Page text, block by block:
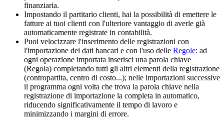
finanziaria.
Impostando il partitario clienti, hai la possibilità di emettere le
fatture ai tuoi clienti con l'ulteriore vantaggio di averle già
automaticamente registrate in contabilità.
Puoi velocizzare l'inserimento delle registrazioni con
l'importazione dei dati bancari e con l'uso delle Regole: ad
ogni operazione importata inserisci una parola chiave
(Regola) completando tutti gli altri elementi della registrazione
(contropartita, centro di costo...); nelle importazioni successive
il programma ogni volta che trova la parola chiave nella
registrazione di importazione la completa in automatico,
riducendo significativamente il tempo di lavoro e
minimizzando i margini di errore.